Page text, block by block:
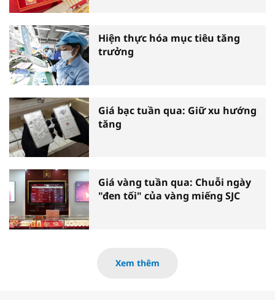
Hiện thực hóa mục tiêu tăng
trưởng
Giá bạc tuần qua: Giữ xu hướng
tăng
Giá vàng tuần qua: Chuỗi ngày
"đen tối" của vàng miếng SJC
Xem thêm